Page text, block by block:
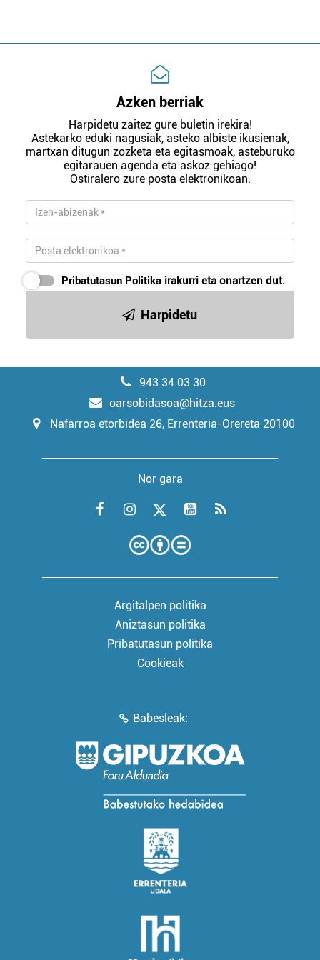
Azken berriak
Harpidetu zaitez gure buletin irekira!
Astekarko eduki nagusiak, asteko albiste ikusienak,
martxan ditugun zozketa eta egitasmoak, asteburuko
egitarauen agenda eta askoz gehiago!
Ostiralero zure posta elektronikoan.
Pribatutasun Politika irakurri eta onartzen dut.
Harpidetu
943 34 03 30
oarsobidasoa@hitza.eus
Nafarroa etorbidea 26, Errenteria-Orereta 20100
Nor gara
Argitalpen politika
Aniztasun politika
Pribatutasun politika
Cookieak
Babesleak: